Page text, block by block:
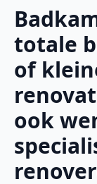
totale
of
ook